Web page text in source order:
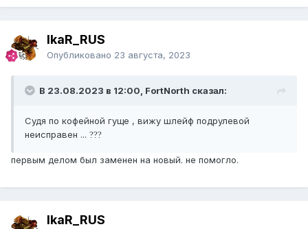
IkaR_RUS
Опубликовано 23 августа, 2023
В 23.08.2023 в 12:00, FоrtNorth сказал:
Судя по кофейной гуще , вижу шлейф подрулевой
неисправен ... ???
первым делом был заменен на новый. не помогло.
IkaR_RUS